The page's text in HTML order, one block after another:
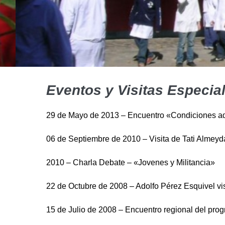
Eventos y Visitas
29 de Mayo de 2013 – Encuentro «Condiciones
06 de Septiembre de 2010 – Visita de Tati
2010 – Charla Debate – «Jovenes y Militancia»
22 de Octubre de 2008 – Adolfo Pérez Esquivel
15 de Julio de 2008 – Encuentro regional del